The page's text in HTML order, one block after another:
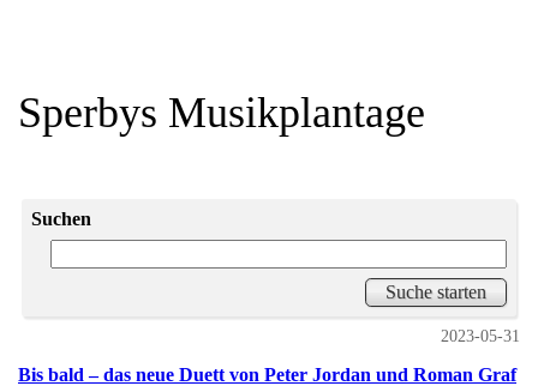
Sperbys Musikplantage
Suchen
2023-05-31
Bis bald – das neue Duett von Peter Jordan und Roman Graf